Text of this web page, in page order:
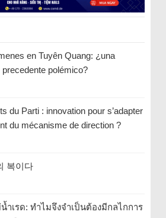
en Tuyên Quang: ¿una
polémico?
du Parti : innovation pour s’adapter
du mécanisme de direction ?
복이다
ำเรด: ทำไมจึงจำเป็นต้องมีกลไกการ